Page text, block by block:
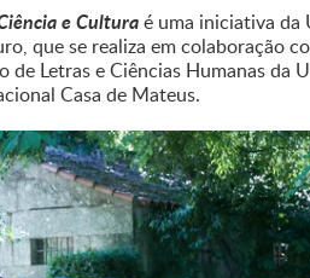
e Culturaé uma iniciativa da
que se realiza em colaboração
de Letras e Ciências Humanas da
Casa de Mateus.